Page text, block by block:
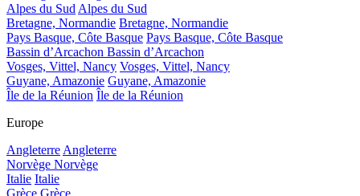
Alpes du Sud Alpes du Sud
Bretagne, Normandie Bretagne, Normandie
Pays Basque, Côte Basque Pays Basque, Côte Basque
Bassin d’Arcachon Bassin d’Arcachon
Vosges, Vittel, Nancy Vosges, Vittel, Nancy
Guyane, Amazonie Guyane, Amazonie
Île de la Réunion Île de la Réunion
Europe
Angleterre Angleterre
Norvège Norvège
Italie Italie
Grèce Grèce